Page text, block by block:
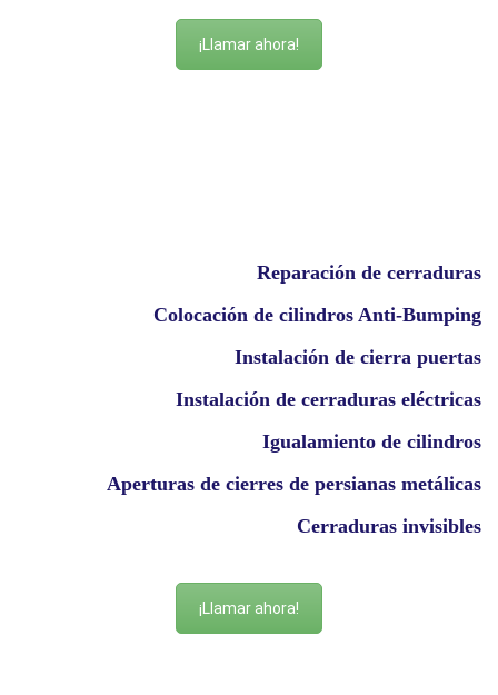
¡Llamar ahora!
Reparación de cerraduras
Colocación de cilindros Anti-Bumping
Instalación de cierra puertas
Instalación de cerraduras eléctricas
Igualamiento de cilindros
Aperturas de cierres de persianas metálicas
Cerraduras invisibles
¡Llamar ahora!